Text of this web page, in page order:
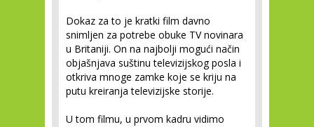
Dokaz za to je kratki film davno
snimljen za potrebe obuke TV novinara
u Britaniji. On na najbolji mogući način
objašnjava suštinu televizijskog posla i
otkriva mnoge zamke koje se kriju na
putu kreiranja televizijske storije.
U tom filmu, u prvom kadru vidimo